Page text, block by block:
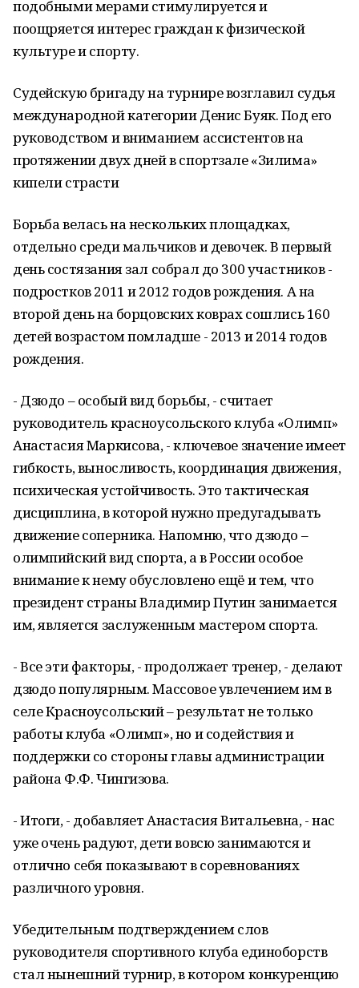
подобными мерами стимулируется и
поощряется интерес граждан к физической
культуре и спорту.
Судейскую бригаду на турнире возглавил судья
международной категории Денис Буяк. Под его
руководством и вниманием ассистентов на
протяжении двух дней в спортзале «Зилима»
кипели страсти
Борьба велась на нескольких площадках,
отдельно среди мальчиков и девочек. В первый
день состязания зал собрал до 300 участников -
подростков 2011 и 2012 годов рождения. А на
второй день на борцовских коврах сошлись 160
детей возрастом помладше - 2013 и 2014 годов
рождения.
- Дзюдо – особый вид борьбы, - считает
руководитель красноусольского клуба «Олимп»
Анастасия Маркисова, - ключевое значение имеет
гибкость, выносливость, координация движения,
психическая устойчивость. Это тактическая
дисциплина, в которой нужно предугадывать
движение соперника. Напомню, что дзюдо –
олимпийский вид спорта, а в России особое
внимание к нему обусловлено ещё и тем, что
президент страны Владимир Путин занимается
им, является заслуженным мастером спорта.
- Все эти факторы, - продолжает тренер, - делают
дзюдо популярным. Массовое увлечением им в
селе Красноусольский – результат не только
работы клуба «Олимп», но и содействия и
поддержки со стороны главы администрации
района Ф.Ф. Чингизова.
- Итоги, - добавляет Анастасия Витальевна, - нас
уже очень радуют, дети вовсю занимаются и
отлично себя показывают в соревнованиях
различного уровня.
Убедительным подтверждением слов
руководителя спортивного клуба единоборств
стал нынешний турнир, в котором конкуренцию